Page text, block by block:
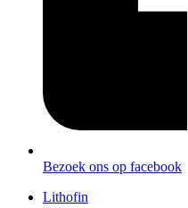
Bezoek ons op facebook
Lithofin